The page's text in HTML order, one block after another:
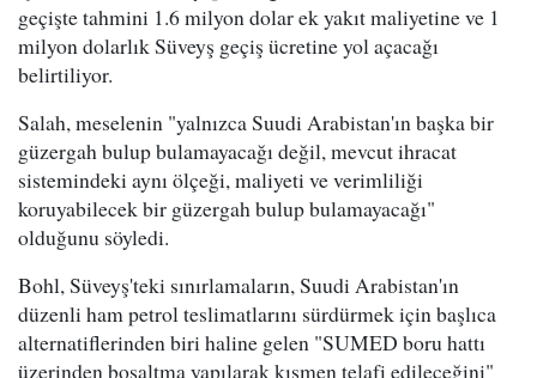
geçişte tahmini 1.6 milyon dolar ek yakıt maliyetine ve 1
milyon dolarlık Süveyş geçiş ücretine yol açacağı
belirtiliyor.
Salah, meselenin "yalnızca Suudi Arabistan'ın başka bir
güzergah bulup bulamayacağı değil, mevcut ihracat
sistemindeki aynı ölçeği, maliyeti ve verimliliği
koruyabilecek bir güzergah bulup bulamayacağı"
olduğunu söyledi.
Bohl, Süveyş'teki sınırlamaların, Suudi Arabistan'ın
düzenli ham petrol teslimatlarını sürdürmek için başlıca
alternatiflerinden biri haline gelen "SUMED boru hattı
üzerinden boşaltma yapılarak kısmen telafi edileceğini"